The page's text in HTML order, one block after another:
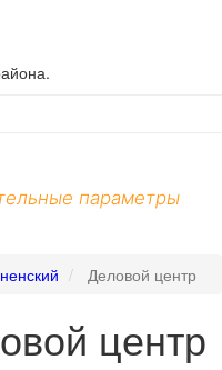
параметры
Деловой центр
центр